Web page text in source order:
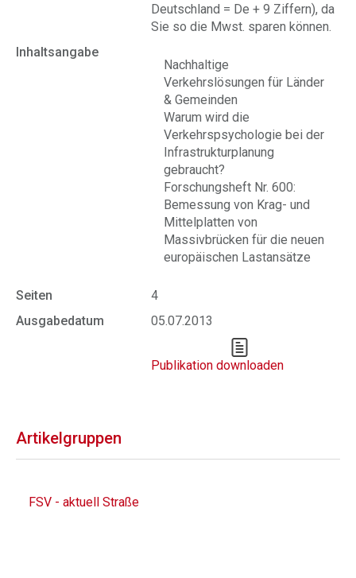
Deutschland = De + 9 Ziffern), da
Sie so die Mwst. sparen können.
Inhaltsangabe
Nachhaltige
Verkehrslösungen für Länder
& Gemeinden
Warum wird die
Verkehrspsychologie bei der
Infrastrukturplanung
gebraucht?
Forschungsheft Nr. 600:
Bemessung von Krag- und
Mittelplatten von
Massivbrücken für die neuen
europäischen Lastansätze
Seiten
4
Ausgabedatum
05.07.2013
Publikation downloaden
Artikelgruppen
FSV - aktuell Straße